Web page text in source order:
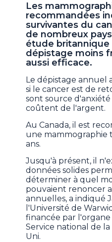
Les
recommandées
survivantes du
de nombreux
étude
dépistage moins
aussi efficace.
Le dépistage annuel
si le cancer est de
sont source
coûtent de l'argent.
Au Canada, il est
une mammographie
ans.
Jusqu'à présent, il
données solides
déterminer à quel
pouvaient renoncer
annuelles, a indiqué
l'Université de
financée par
Service national de
Uni.